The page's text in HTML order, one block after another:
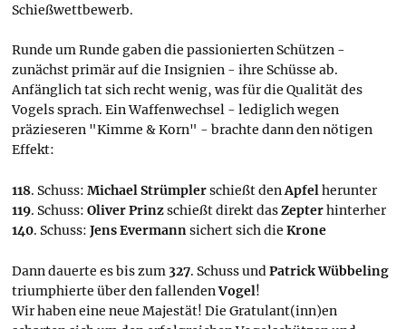
Schießwettbewerb.
Runde um Runde gaben die passionierten Schützen -
zunächst primär auf die Insignien - ihre Schüsse ab.
Anfänglich tat sich recht wenig, was für die Qualität des
Vogels sprach. Ein Waffenwechsel - lediglich wegen
präzieseren "Kimme & Korn" - brachte dann den nötigen
Effekt:
118. Schuss:Michael Strümplerschießt denApfelherunter
119. Schuss:Oliver Prinzschießt direkt dasZepterhinterher
140. Schuss:Jens Evermannsichert sich dieKrone
Dann dauerte es bis zum 327. Schuss undPatrick Wübbeling
triumphierte über den fallendenVogel!
Wir haben eine neue Majestät! Die Gratulant(inn)en